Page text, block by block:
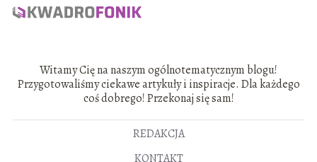
Witamy Cię na naszym ogólnotematycznym blogu!
Przygotowaliśmy ciekawe artykuły i inspiracje. Dla każdego
coś dobrego! Przekonaj się sam!
REDAKCJA
KONTAKT